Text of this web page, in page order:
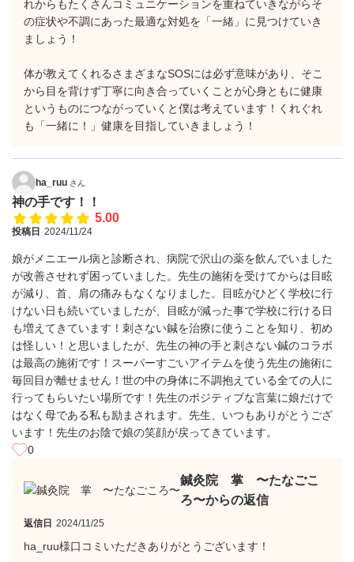
れからもたくさんコミュニケーションを重ねていきながらそ
の症状や不調にあった最適な対処を「一緒」に見つけていき
ましょう！
体が教えてくれるさまざまなSOSには必ず意味があり、そこ
から目を背けず丁寧に向き合っていくことが心身ともに健康
というものにつながっていくと僕は考えています！くれぐれ
も「一緒に！」健康を目指していきましょう！
ha_ruu さん
神の手です！！
5.00
投稿日 2024/11/24
娘がメニエール病と診断され、病院で沢山の薬を飲んでいました
が改善させれず困っていました。先生の施術を受けてからは目眩
が減り、首、肩の痛みもなくなりました。目眩がひどく学校に行
けない日も続いていましたが、目眩が減った事で学校に行ける日
も増えてきています！刺さない鍼を治療に使うことを知り、初め
は怪しい！と思いましたが、先生の神の手と刺さない鍼のコラボ
は最高の施術です！スーパーすごいアイテムを使う先生の施術に
毎回目が離せません！世の中の身体に不調抱えている全ての人に
行ってもらいたい場所です！先生のポジティブな言葉に娘だけで
はなく母である私も励まされます。先生、いつもありがとうござ
います！先生のお陰で娘の笑顔が戻ってきています。
0
鍼灸院 掌 〜たなごこ
ろ〜からの返信
返信日 2024/11/25
ha_ruu様口コミいただきありがとうございます！